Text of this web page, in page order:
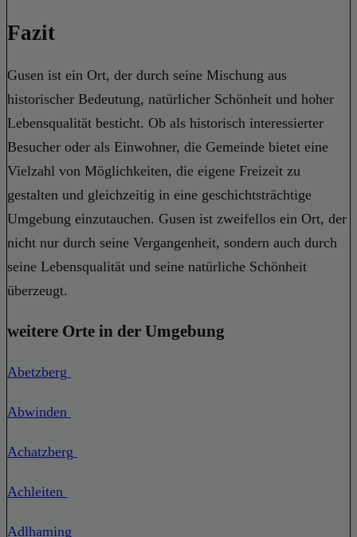
Fazit
Gusen ist ein Ort, der durch seine Mischung aus
historischer Bedeutung, natürlicher Schönheit und hoher
Lebensqualität besticht. Ob als historisch interessierter
Besucher oder als Einwohner, die Gemeinde bietet eine
Vielzahl von Möglichkeiten, die eigene Freizeit zu
gestalten und gleichzeitig in eine geschichtsträchtige
Umgebung einzutauchen. Gusen ist zweifellos ein Ort, der
nicht nur durch seine Vergangenheit, sondern auch durch
seine Lebensqualität und seine natürliche Schönheit
überzeugt.
weitere Orte in der Umgebung
Abetzberg
Abwinden
Achatzberg
Achleiten
Adlhaming